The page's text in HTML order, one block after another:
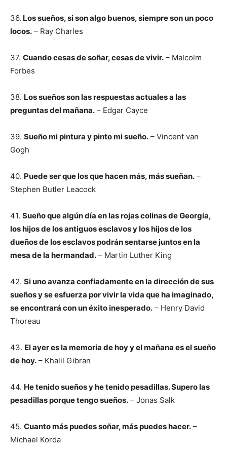
36. Los sueños, si son algo buenos, siempre son un poco
locos. – Ray Charles
37. Cuando cesas de soñar, cesas de vivir. – Malcolm
Forbes
38. Los sueños son las respuestas actuales a las
preguntas del mañana. – Edgar Cayce
39. Sueño mi pintura y pinto mi sueño. – Vincent van
Gogh
40. Puede ser que los que hacen más, más sueñan. –
Stephen Butler Leacock
41. Sueño que algún día en las rojas colinas de Georgia,
los hijos de los antiguos esclavos y los hijos de los
dueños de los esclavos podrán sentarse juntos en la
mesa de la hermandad. – Martin Luther King
42. Si uno avanza confiadamente en la dirección de sus
sueños y se esfuerza por vivir la vida que ha imaginado,
se encontrará con un éxito inesperado. – Henry David
Thoreau
43. El ayer es la memoria de hoy y el mañana es el sueño
de hoy. – Khalil Gibran
44. He tenido sueños y he tenido pesadillas. Supero las
pesadillas porque tengo sueños. – Jonas Salk
45. Cuanto más puedes soñar, más puedes hacer. –
Michael Korda